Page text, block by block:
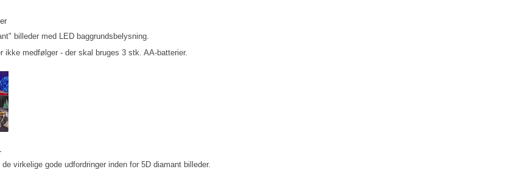
billeder med LED baggrundsbelysning.
ikke medfølger - der skal bruges 3 stk. AA-batterier.
virkelige gode udfordringer inden for 5D diamant billeder.